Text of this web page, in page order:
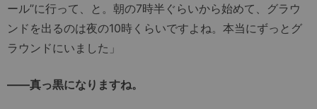
ール”に行って、と。朝の7時半ぐらいから始めて、グラウ
ンドを出るのは夜の10時くらいですよね。本当にずっとグ
ラウンドにいました」
――真っ黒になりますね。